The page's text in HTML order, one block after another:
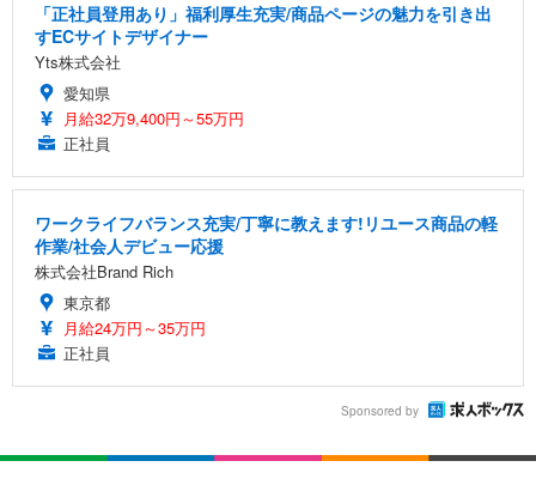
「正社員登用あり」福利厚生充実/商品ページの魅力を引き出
すECサイトデザイナー
Yts株式会社
愛知県
月給32万9,400円～55万円
正社員
ワークライフバランス充実/丁寧に教えます!リユース商品の軽
作業/社会人デビュー応援
株式会社Brand Rich
東京都
月給24万円～35万円
正社員
Sponsored by